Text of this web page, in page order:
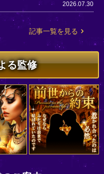
2026.07.30
記事一覧を見る
る監修